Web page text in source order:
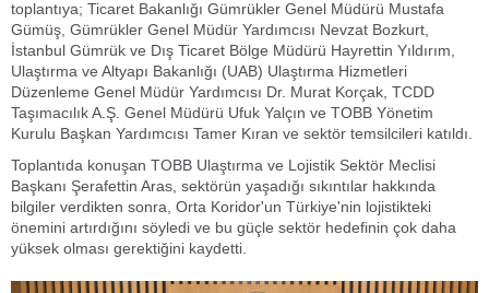
toplantıya; Ticaret Bakanlığı Gümrükler Genel Müdürü Mustafa
Gümüş, Gümrükler Genel Müdür Yardımcısı Nevzat Bozkurt,
İstanbul Gümrük ve Dış Ticaret Bölge Müdürü Hayrettin Yıldırım,
Ulaştırma ve Altyapı Bakanlığı (UAB) Ulaştırma Hizmetleri
Düzenleme Genel Müdür Yardımcısı Dr. Murat Korçak, TCDD
Taşımacılık A.Ş. Genel Müdürü Ufuk Yalçın ve TOBB Yönetim
Kurulu Başkan Yardımcısı Tamer Kıran ve sektör temsilcileri katıldı.
Toplantıda konuşan TOBB Ulaştırma ve Lojistik Sektör Meclisi
Başkanı Şerafettin Aras, sektörün yaşadığı sıkıntılar hakkında
bilgiler verdikten sonra, Orta Koridor'un Türkiye'nin lojistikteki
önemini artırdığını söyledi ve bu güçle sektör hedefinin çok daha
yüksek olması gerektiğini kaydetti.